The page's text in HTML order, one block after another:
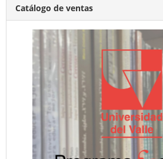
Catálogo de ventas